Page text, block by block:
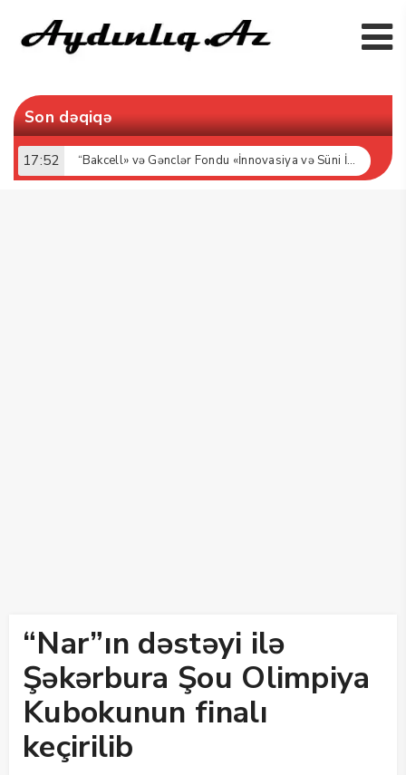
Son dəqiqə
17:52 “Bakcell» və Gənclər Fondu «İnnovasiya və Süni İntellekt» üzrə təqaüd proqramının qalibləri ilə görüş keçirib
“Nar”ın dəstəyi ilə
Şəkərbura Şou Olimpiya
Kubokunun finalı
keçirilib